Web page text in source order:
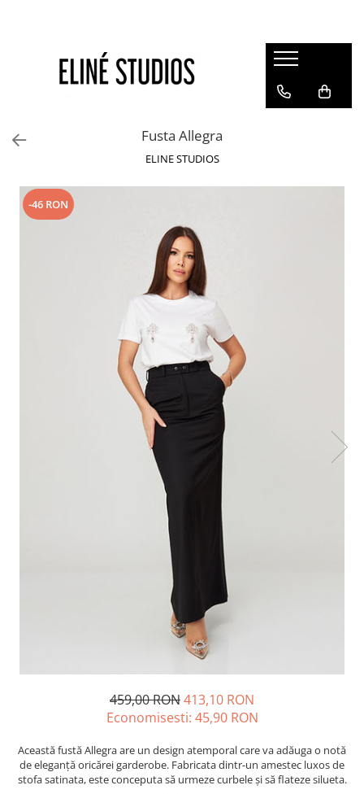
Best Sellers
Rochii
Pantaloni
Fuste
Fusta Allegra
ELINE STUDIOS
-46 RON
459,00 RON413,10 RON
Economisesti: 45,90 RON
Această fustă Allegra are un design atemporal care va adăuga o notă
de eleganță oricărei garderobe. Fabricata dintr-un amestec luxos de
stofa satinata, este conceputa să urmeze curbele și să flateze silueta.